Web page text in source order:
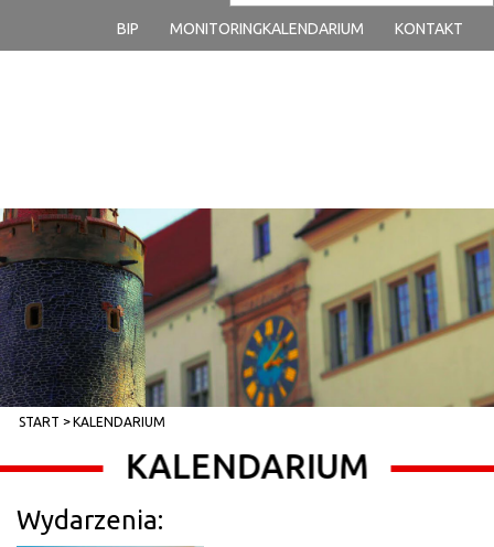
BIP MONITORINGKALENDARIUM KONTAKT
START KALENDARIUM
KALENDARIUM
Wydarzenia: